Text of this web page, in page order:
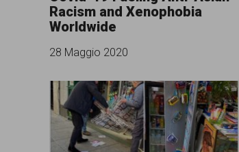
comunicazione
specificamente
al
fenomeno
del
Racism and Xenophobia
Worldwide
28 Maggio 2020